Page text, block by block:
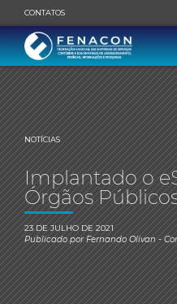
CONTATOS
NOTÍCIAS
Implantado o
Órgãos
23 DE JULHO DE 2021
Publicado porFernando Olivan-